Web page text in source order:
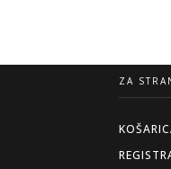
ZA